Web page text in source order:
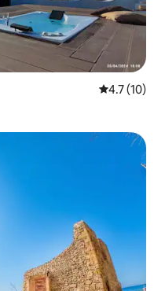
從 10 則評
4.7 (10)